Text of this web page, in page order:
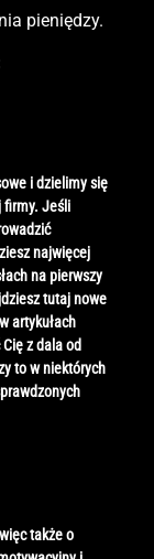
pieniędzy.
i dzielimy się
firmy. Jeśli
najwięcej
na pierwszy
tutaj nowe
artykułach
z dala od
to w niektórych
także o